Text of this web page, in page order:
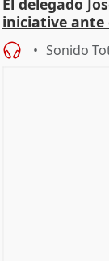
El delegado
iniciative ante
hogar en Madri
Sonido